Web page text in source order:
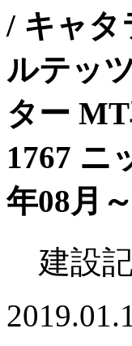
/ キャタ
ルテッ
ター
1767 ニ
年08月
建設